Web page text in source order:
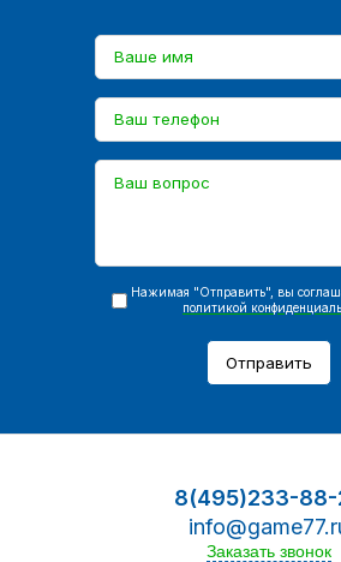
Нажимая "Отправить", вы
политикой
Отправить
8(495)233-88-
Заказать звонок